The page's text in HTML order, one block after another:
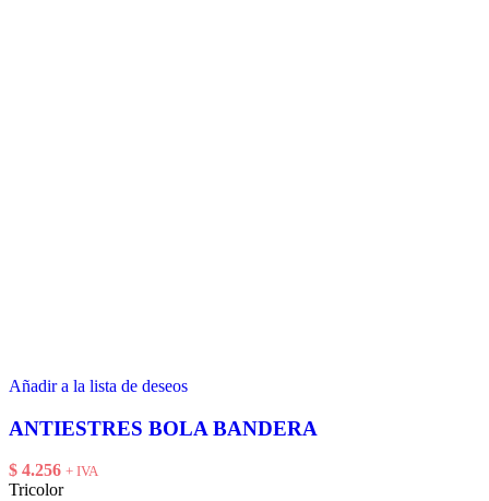
Añadir a la lista de deseos
ANTIESTRES BOLA BANDERA
$ 4.256 + IVA
Tricolor